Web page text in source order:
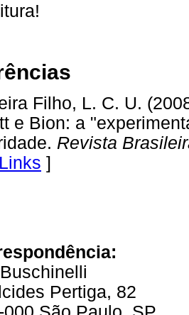
Filho, L. C. U.
e Bion: a
Revista
Links ]
Pertiga, 82